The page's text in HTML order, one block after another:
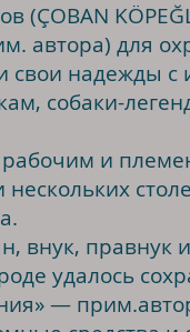
(ÇOBAN
автора) для
надежды
собаки-
и
внук, правнук и
удалось
—